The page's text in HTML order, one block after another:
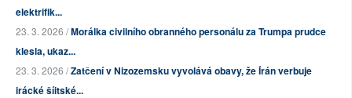
elektrifik...
23. 3. 2026 /Morálka civilního obranného personálu za Trumpa prudce
klesla, ukaz...
23. 3. 2026 /Zatčení v Nizozemsku vyvolává obavy, že Írán verbuje
irácké šíitské...